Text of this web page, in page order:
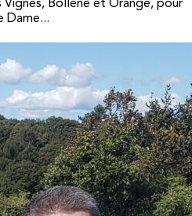
Vignes, Bollène et Orange, pour
Dame...